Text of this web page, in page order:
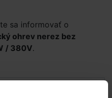
sa informovať o
ohrev nerez bez
/ 380V.